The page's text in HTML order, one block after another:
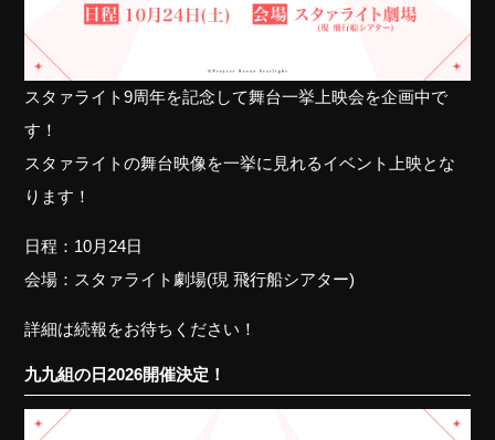
スタァライト9周年を記念して舞台一挙上映会を企画中で
す！
スタァライトの舞台映像を一挙に見れるイベント上映とな
ります！
日程：10月24日
会場：スタァライト劇場(現 飛行船シアター)
詳細は続報をお待ちください！
九九組の日2026開催決定！